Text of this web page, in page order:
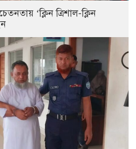
‘ক্লিন ত্রিশাল-ক্লিন